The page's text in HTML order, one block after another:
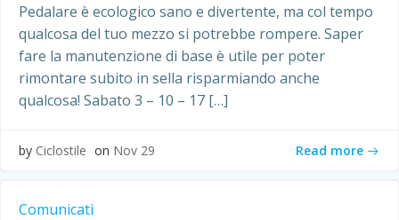
Pedalare è ecologico sano e divertente, ma col tempo
qualcosa del tuo mezzo si potrebbe rompere. Saper
fare la manutenzione di base è utile per poter
rimontare subito in sella risparmiando anche
qualcosa! Sabato 3 – 10 – 17 […]
by Ciclostile on Nov 29 Read more
Comunicati